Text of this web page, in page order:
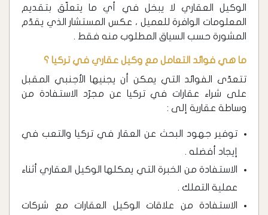
الوكيل العقاري لا يبخل في أي ما يتعلّق بتقديم
المعلومات الوافرة للعميل ، عكس المستشار الذي يقدّم
المشورة حسب السياق المطلوب منه فقط .
ما هي فوائد التعامل مع وكيل عقاري في تركيا ؟
تتعدّى الفوائد التي يمكن أن يجنيها الأجنبي المقبل
على شراء عقارات في تركيا عن مجرّد الاستفادة من
وساطة عقارية إلى :
توفير جهود البحث عن العقار في تركيا والتعب في
إيجاد أفضله .
الاستفادة من الخبرة التي يمكلها الوكيل العقاري أثناء
عملية التملك .
الاستفادة من علاقات الوكيل العقارات مع شركات